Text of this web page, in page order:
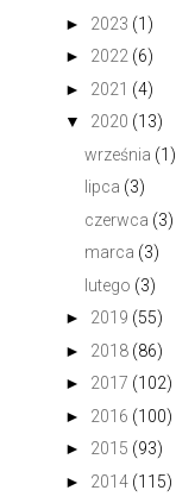
► 2023 (1)
► 2022 (6)
► 2021 (4)
▼
2020 (13)
września (1)
lipca (3)
czerwca (3)
marca (3)
lutego (3)
► 2019 (55)
► 2018 (86)
► 2017 (102)
► 2016 (100)
► 2015 (93)
► 2014 (115)